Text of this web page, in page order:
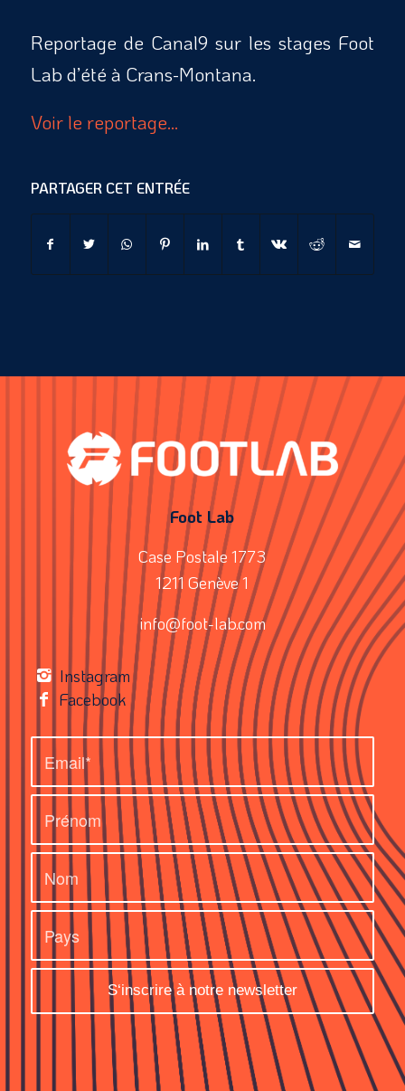
Reportage de Canal9 sur les stages Foot
Lab d’été à Crans-Montana.
Voir le reportage…
PARTAGER CET ENTRÉE
Foot Lab
Case Postale 1773
1211 Genève 1
info@foot-lab.com
Instagram
Facebook